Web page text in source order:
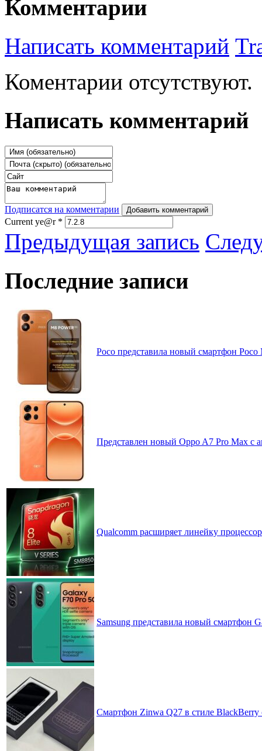
Комментарии
Написать комментарий
Коментарии отсутствуют.
Написать комментарий
Подписатся на комментарии Добавить комментарий
Current ye@r *
Предыдущая запись
Последние записи
Poco представила новый смартфон
Представлен новый Oppo A7 Pro Max с
Qualcomm расширяет линейку
Samsung представила новый смартфон
Смартфон Zinwa Q27 в стиле BlackBerry